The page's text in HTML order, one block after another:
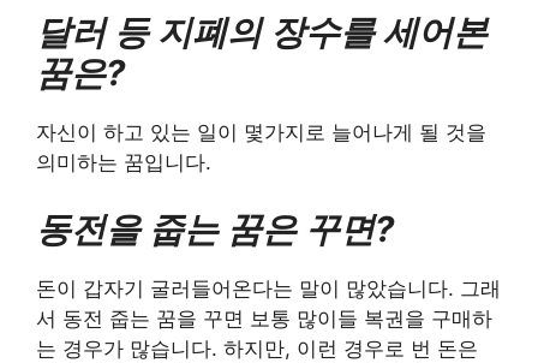
달러 등 지폐의 장수를 세어본
꿈은?
자신이 하고 있는 일이 몇가지로 늘어나게 될 것을
의미하는 꿈입니다.
동전을 줍는 꿈은 꾸면?
돈이 갑자기 굴러들어온다는 말이 많았습니다. 그래
서 동전 줍는 꿈을 꾸면 보통 많이들 복권을 구매하
는 경우가 많습니다. 하지만, 이런 경우로 번 돈은